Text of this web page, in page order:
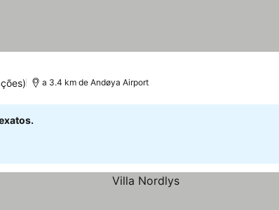
a 3.4 km de Andøya Airport